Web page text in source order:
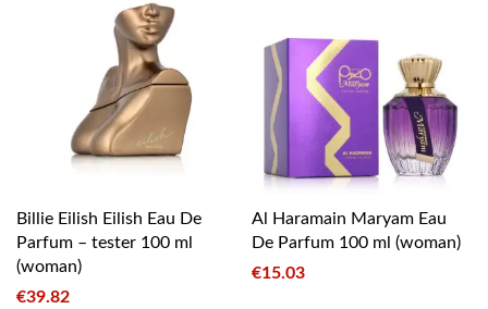
Billie Eilish Eilish Eau De
Parfum – tester 100 ml
(woman)
€39.82
Al Haramain Maryam Eau
De Parfum 100 ml (woman)
€15.03